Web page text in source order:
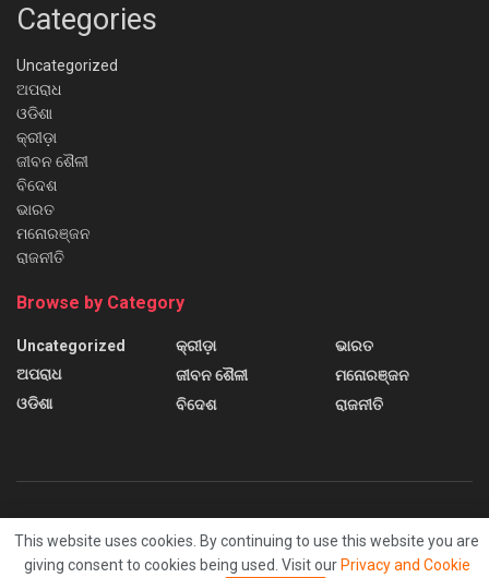
Categories
Uncategorized
ଅପରାଧ
ଓଡିଶା
କ୍ରୀଡ଼ା
ଜୀବନ ଶୈଳୀ
ବିଦେଶ
ଭାରତ
ମନୋରଞ୍ଜନ
ରାଜନୀତି
Browse by Category
Uncategorized
ଅପରାଧ
ଓଡିଶା
କ୍ରୀଡ଼ା
ଜୀବନ ଶୈଳୀ
ବିଦେଶ
ଭାରତ
ମନୋରଞ୍ଜନ
ରାଜନୀତି
About us Contact us
Home 3
Home 6 Sample Page
This website uses cookies. By continuing to use this website you are
giving consent to cookies being used. Visit our Privacy and Cookie